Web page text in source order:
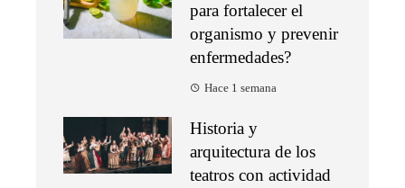
para fortalecer el
organismo y prevenir
enfermedades?
Hace 1 semana
Historia y
arquitectura de los
teatros con actividad